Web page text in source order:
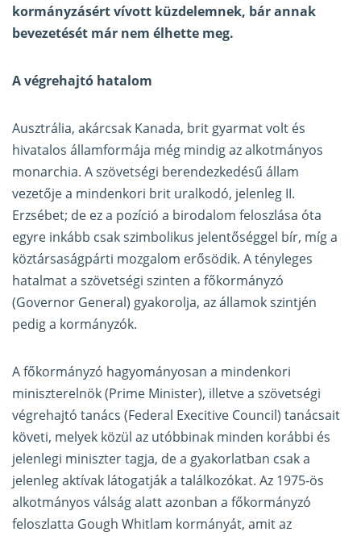
kormányzásért vívott küzdelemnek, bár annak
bevezetését már nem élhette meg.
A végrehajtó hatalom
Ausztrália, akárcsak Kanada, brit gyarmat volt és
hivatalos államformája még mindig az alkotmányos
monarchia. A szövetségi berendezkedésű állam
vezetője a mindenkori brit uralkodó, jelenleg II.
Erzsébet; de ez a pozíció a birodalom feloszlása óta
egyre inkább csak szimbolikus jelentőséggel bír, míg a
köztársaságpárti mozgalom erősödik. A tényleges
hatalmat a szövetségi szinten a főkormányzó
(Governor General) gyakorolja, az államok szintjén
pedig a kormányzók.
A főkormányzó hagyományosan a mindenkori
miniszterelnök (Prime Minister), illetve a szövetségi
végrehajtó tanács (Federal Execitive Council) tanácsait
követi, melyek közül az utóbbinak minden korábbi és
jelenlegi miniszter tagja, de a gyakorlatban csak a
jelenleg aktívak látogatják a találkozókat. Az 1975-ös
alkotmányos válság alatt azonban a főkormányzó
feloszlatta Gough Whitlam kormányát, amit az